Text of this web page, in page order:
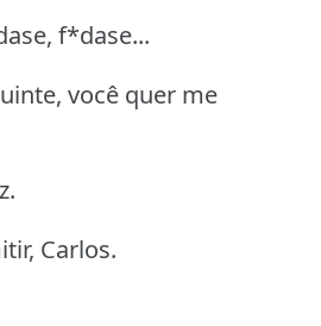
f*dase...
você quer me
Carlos.